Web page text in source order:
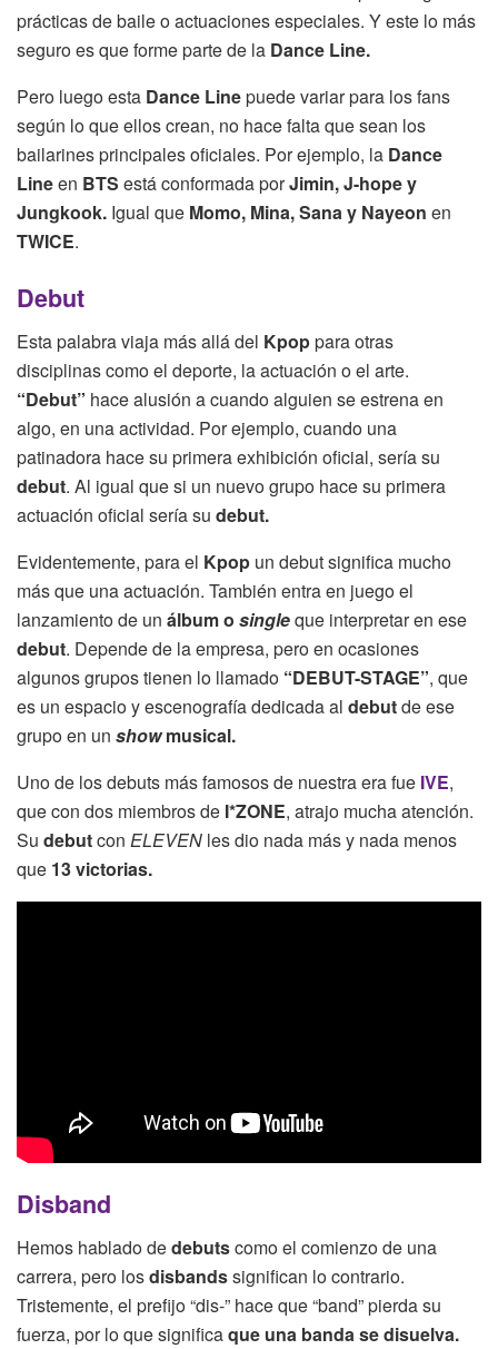
prácticas de baile o actuaciones especiales. Y este lo más
seguro es que forme parte de la Dance Line.
Pero luego esta Dance Linepuede variar para los fans
según lo que ellos crean, no hace falta que sean los
bailarines principales oficiales. Por ejemplo, la Dance
Lineen BTS está conformada porJimin, J-hope y
Jungkook. Igual que Momo, Mina, Sana y Nayeon en
TWICE.
Debut
Esta palabra viaja más allá del Kpoppara otras
disciplinas como el deporte, la actuación o el arte.
“Debut” hace alusión a cuando alguien se estrena en
algo, en una actividad. Por ejemplo, cuando una
patinadora hace su primera exhibición oficial, sería su
debut. Al igual que si un nuevo grupo hace su primera
actuación oficial sería su debut.
Evidentemente, para el Kpop un debut significa mucho
más que una actuación. También entra en juego el
lanzamiento de un álbum o singleque interpretar en ese
debut. Depende de la empresa, pero en ocasiones
algunos grupos tienen lo llamado “DEBUT-STAGE”, que
es un espacio y escenografía dedicada al debutde ese
grupo en un showmusical.
Uno de los debuts más famosos de nuestra era fue IVE,
que con dos miembros de I*ZONE, atrajo mucha atención.
Su debutcon ELEVEN les dio nada más y nada menos
que 13 victorias.
Disband
Hemos hablado dedebutscomo el comienzo de una
carrera, pero losdisbandssignifican lo contrario.
Tristemente, el prefijo “dis-” hace que “band” pierda su
fuerza, por lo que significaque una banda se disuelva.